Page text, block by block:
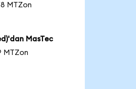
MTZon
MasTec
MTZon